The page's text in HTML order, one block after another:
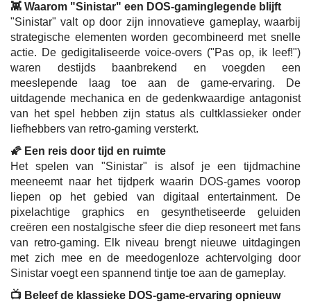
👾 Waarom "Sinistar" een DOS-gaminglegende blijft
"Sinistar" valt op door zijn innovatieve gameplay, waarbij
strategische elementen worden gecombineerd met snelle
actie. De gedigitaliseerde voice-overs ("Pas op, ik leef!")
waren destijds baanbrekend en voegden een
meeslepende laag toe aan de game-ervaring. De
uitdagende mechanica en de gedenkwaardige antagonist
van het spel hebben zijn status als cultklassieker onder
liefhebbers van retro-gaming versterkt.
🌠 Een reis door tijd en ruimte
Het spelen van "Sinistar" is alsof je een tijdmachine
meeneemt naar het tijdperk waarin DOS-games voorop
liepen op het gebied van digitaal entertainment. De
pixelachtige graphics en gesynthetiseerde geluiden
creëren een nostalgische sfeer die diep resoneert met fans
van retro-gaming. Elk niveau brengt nieuwe uitdagingen
met zich mee en de meedogenloze achtervolging door
Sinistar voegt een spannend tintje toe aan de gameplay.
📺 Beleef de klassieke DOS-game-ervaring opnieuw